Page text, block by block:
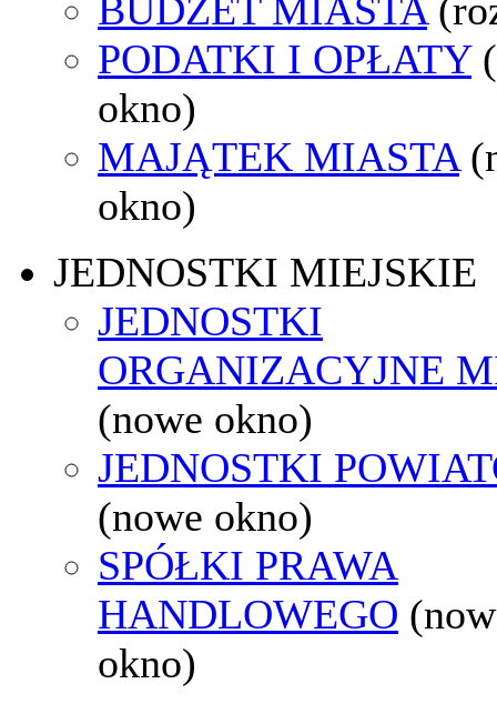
BUDŻET MIASTA
PODATKI I OPŁATY
okno)
MAJĄTEK MIASTA
okno)
JEDNOSTKI MIEJSKIE
JEDNOSTKI
ORGANIZACYJNE
(nowe okno)
JEDNOSTKI
(nowe okno)
SPÓŁKI PRAWA
HANDLOWEGO
okno)